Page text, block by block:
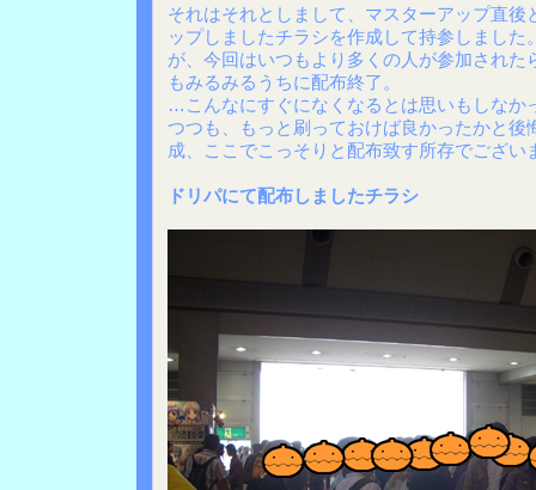
それはそれとしまして、マスターアップ直後
ップしましたチラシを作成して持参しました
が、今回はいつもより多くの人が参加された
もみるみるうちに配布終了。
…こんなにすぐになくなるとは思いもしなか
つつも、もっと刷っておけば良かったかと後
成、ここでこっそりと配布致す所存でござい
ドリパにて配布しましたチラシ